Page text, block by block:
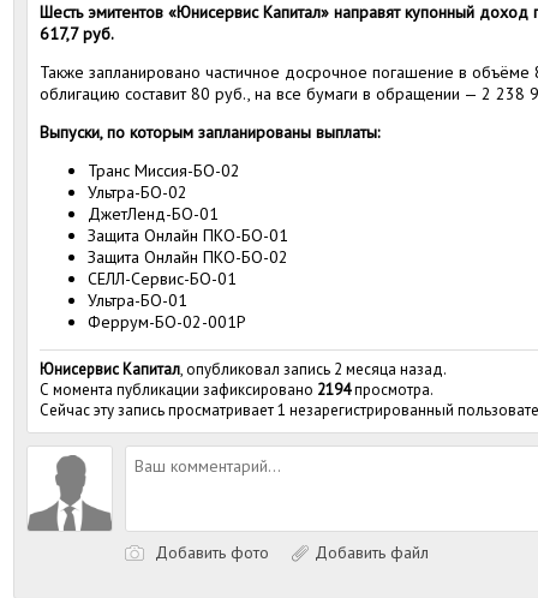
Шесть эмитентов «Юнисервис Капитал» направят купонный
617,7 руб.
Также запланировано частичное досрочное погашение в объёме
облигацию составит 80 руб., на все бумаги в обращении — 2 238
Выпуски, по которым запланированы выплаты:
Транс Миссия-БО-02
Ультра-БО-02
ДжетЛенд-БО-01
Защита Онлайн ПКО-БО-01
Защита Онлайн ПКО-БО-02
СЕЛЛ-Сервис-БО-01
Ультра-БО-01
Феррум-БО-02-001P
Юнисервис Капитал, опубликовал запись 2 месяца назад.
С момента публикации зафиксировано 2194просмотра.
Сейчас эту запись просматривает 1 незарегистрированный
Добавить фото Добавить файл